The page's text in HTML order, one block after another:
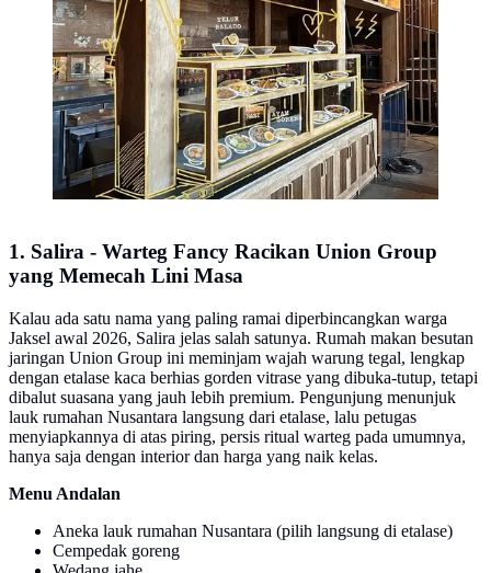
1. Salira - Warteg Fancy Racikan Union Group
yang Memecah Lini Masa
Kalau ada satu nama yang paling ramai diperbincangkan warga
Jaksel awal 2026, Salira jelas salah satunya. Rumah makan besutan
jaringan Union Group ini meminjam wajah warung tegal, lengkap
dengan etalase kaca berhias gorden vitrase yang dibuka-tutup, tetapi
dibalut suasana yang jauh lebih premium. Pengunjung menunjuk
lauk rumahan Nusantara langsung dari etalase, lalu petugas
menyiapkannya di atas piring, persis ritual warteg pada umumnya,
hanya saja dengan interior dan harga yang naik kelas.
Menu Andalan
Aneka lauk rumahan Nusantara (pilih langsung di etalase)
Cempedak goreng